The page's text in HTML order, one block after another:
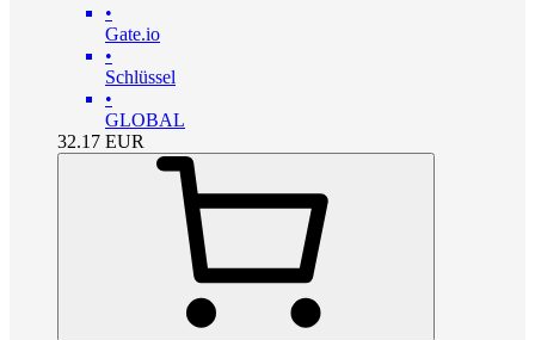
•
Gate.io
•
Schlüssel
•
GLOBAL
32.17 EUR